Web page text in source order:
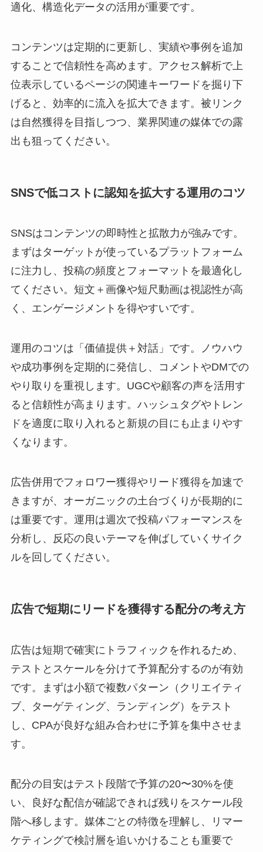
適化、構造化データの活用が重要です。
コンテンツは定期的に更新し、実績や事例を追加
することで信頼性を高めます。アクセス解析で上
位表示しているページの関連キーワードを掘り下
げると、効率的に流入を拡大できます。被リンク
は自然獲得を目指しつつ、業界関連の媒体での露
出も狙ってください。
SNSで低コストに認知を拡大する運用のコツ
SNSはコンテンツの即時性と拡散力が強みです。
まずはターゲットが使っているプラットフォーム
に注力し、投稿の頻度とフォーマットを最適化し
てください。短文＋画像や短尺動画は視認性が高
く、エンゲージメントを得やすいです。
運用のコツは「価値提供＋対話」です。ノウハウ
や成功事例を定期的に発信し、コメントやDMでの
やり取りを重視します。UGCや顧客の声を活用す
ると信頼性が高まります。ハッシュタグやトレン
ドを適度に取り入れると新規の目にも止まりやす
くなります。
広告併用でフォロワー獲得やリード獲得を加速で
きますが、オーガニックの土台づくりが長期的に
は重要です。運用は週次で投稿パフォーマンスを
分析し、反応の良いテーマを伸ばしていくサイク
ルを回してください。
広告で短期にリードを獲得する配分の考え方
広告は短期で確実にトラフィックを作れるため、
テストとスケールを分けて予算配分するのが有効
です。まずは小額で複数パターン（クリエイティ
ブ、ターゲティング、ランディング）をテスト
し、CPAが良好な組み合わせに予算を集中させま
す。
配分の目安はテスト段階で予算の20〜30%を使
い、良好な配信が確認できれば残りをスケール段
階へ移します。媒体ごとの特徴を理解し、リマー
ケティングで検討層を追いかけることも重要で